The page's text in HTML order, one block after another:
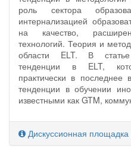
роль сектора
интернализацией
на качество,
технологий. Теория и
области ELT. В статье
тенденции в ELT,
практически в
тенденции в обучении
известными как GTM,
Дискуссионная площадка